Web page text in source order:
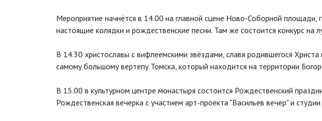
Мероприятие начнётся в 14.00 на главной сцене Ново-Соборной площади,
настоящие колядки и рождественские песни. Там же состоится конкурс на
В 14.30 христославы с вифлеемскими звёздами, славя родившегося
самому большому вертепу Томска, который находится на территории
В 15.00 в культурном центре монастыря состоится Рождественский
Рождественская вечерка с участием арт-проекта "Васильев вечер" и студии